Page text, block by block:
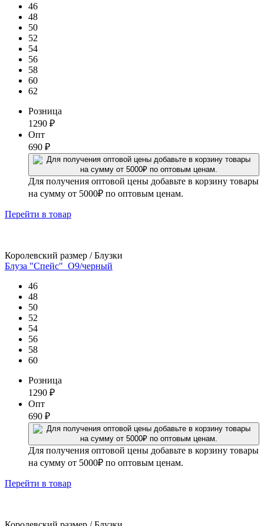
46
48
50
52
54
56
58
60
62
Розница
1290 ₽
Опт
690 ₽
Для получения оптовой цены добавьте в корзину товары
на сумму от 5000₽ по оптовым ценам.
Перейти в товар
Королевский размер / Блузки
Блуза "Спейс"_О9/черный
46
48
50
52
54
56
58
60
Розница
1290 ₽
Опт
690 ₽
Для получения оптовой цены добавьте в корзину товары
на сумму от 5000₽ по оптовым ценам.
Перейти в товар